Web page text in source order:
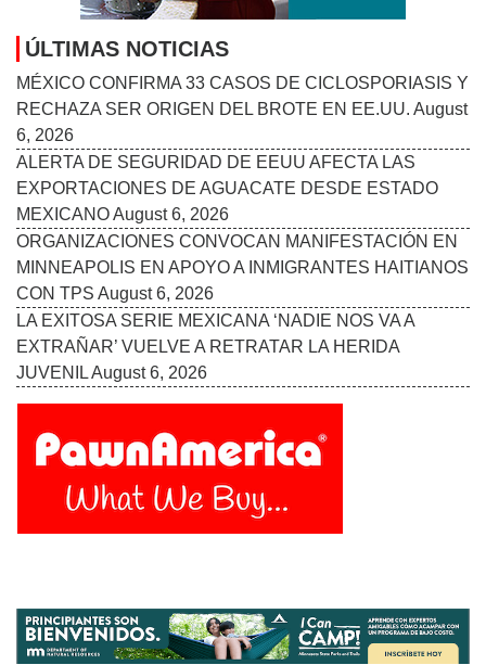
MINNEAPOLIS EN APOYO A INMIGRANTES HAITIANOS
CON TPS August 6, 2026
LA EXITOSA SERIE MEXICANA ‘NADIE NOS VA A
EXTRAÑAR’ VUELVE A RETRATAR LA HERIDA
JUVENILAugust 6, 2026
INICIO